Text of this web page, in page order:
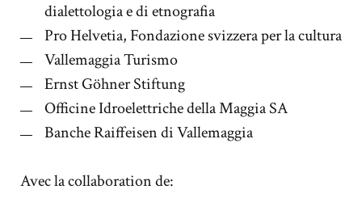
dialettologia e di etnografia
Pro Helvetia, Fondazione svizzera per la cultura
Vallemaggia Turismo
Ernst Göhner Stiftung
Officine Idroelettriche della Maggia SA
Banche Raiffeisen di Vallemaggia
Avec la collaboration de: